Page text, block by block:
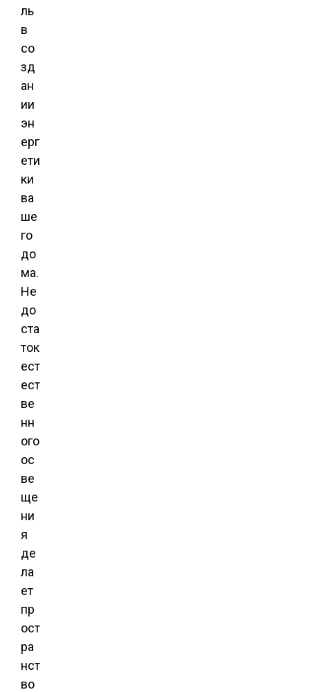
ль
в
со
зд
ан
ии
эн
ерг
ети
ки
ва
ше
го
до
ма.
Не
до
ста
ток
ест
ест
ве
нн
ого
ос
ве
ще
ни
я
де
ла
ет
пр
ост
ра
нст
во